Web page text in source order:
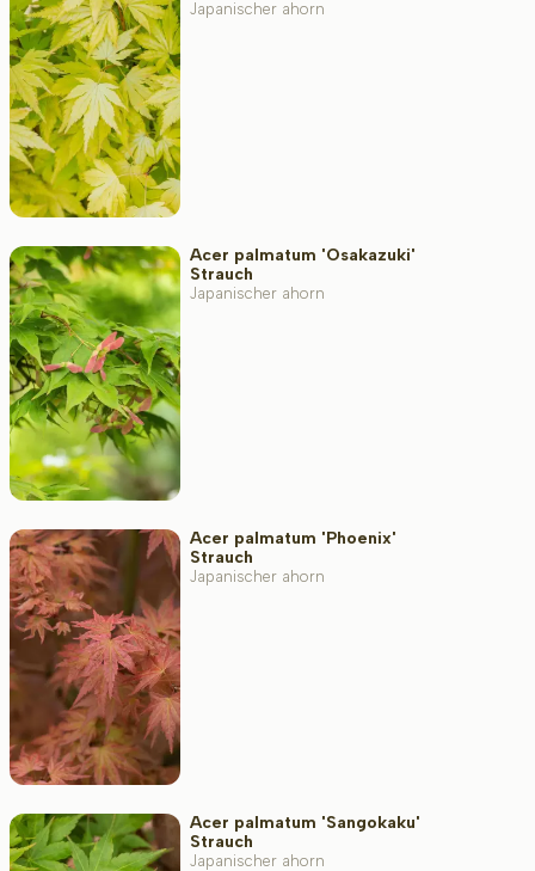
Japanischer ahorn
Acer palmatum 'Osakazuki'
Strauch
Japanischer ahorn
Acer palmatum 'Phoenix'
Strauch
Japanischer ahorn
Acer palmatum 'Sangokaku'
Strauch
Japanischer ahorn